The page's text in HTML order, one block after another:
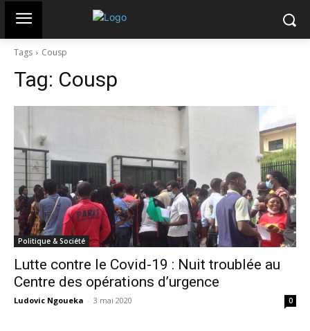
Tags Cousp
Tag: Cousp
Politique & Société
Lutte contre le Covid-19 : Nuit troublée au
Centre des opérations d’urgence
Ludovic Ngoueka - 3 mai 2020 0